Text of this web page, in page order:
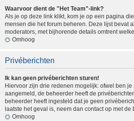
Waarvoor dient de "Het Team"-link?
Als je op deze link klikt, kom je op een pagina
mensen die het forum beheren. Deze lijst bevat
moderators, met bijhorende details omtrent
Omhoog
Privéberichten
Ik kan geen privéberichten sturen!
Hiervoor zijn drie redenen mogelijk: ofwel ben
aangemeld, de beheerder heeft de
beheerder heeft ingesteld dat je geen
laatste het geval is, neem dan contact op met de
Omhoog